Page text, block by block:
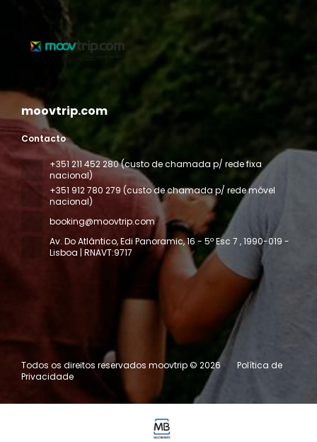
moovtrip.com
Contacto
+351 211 452 280 (custo de chamada p/ rede fixa
nacional)
+351 912 780 279 (custo de chamada p/ rede móvel
nacional)
booking@moovtrip.com
Av. Do Atlântico, Edi Panoramic, 16 - 5º Esc 7 , 1990-019 -
Lisboa | RNAVT:9717
Todos os direitos reservados moovtrip © 2026
Política de
Privacidade